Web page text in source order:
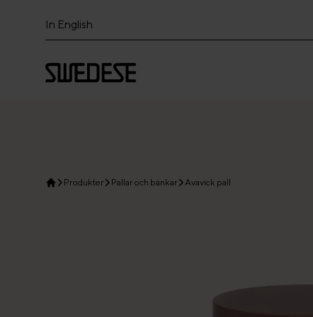
In English
Produkter Pallar och bänkar Avavick pall